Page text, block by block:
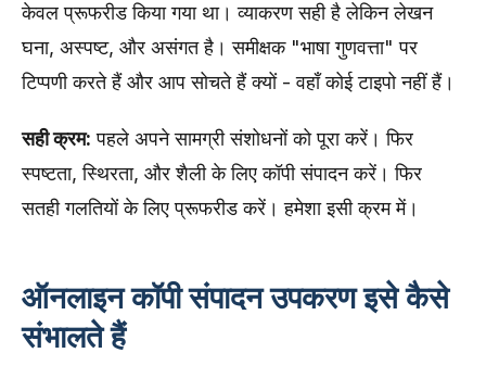
केवल प्रूफरीड किया गया था। व्याकरण सही है लेकिन लेखन
घना, अस्पष्ट, और असंगत है। समीक्षक "भाषा गुणवत्ता" पर
टिप्पणी करते हैं और आप सोचते हैं क्यों - वहाँ कोई टाइपो नहीं हैं।
सही क्रम: पहले अपने सामग्री संशोधनों को पूरा करें। फिर
स्पष्टता, स्थिरता, और शैली के लिए कॉपी संपादन करें। फिर
सतही गलतियों के लिए प्रूफरीड करें। हमेशा इसी क्रम में।
ऑनलाइन कॉपी संपादन उपकरण इसे कैसे
संभालते हैं